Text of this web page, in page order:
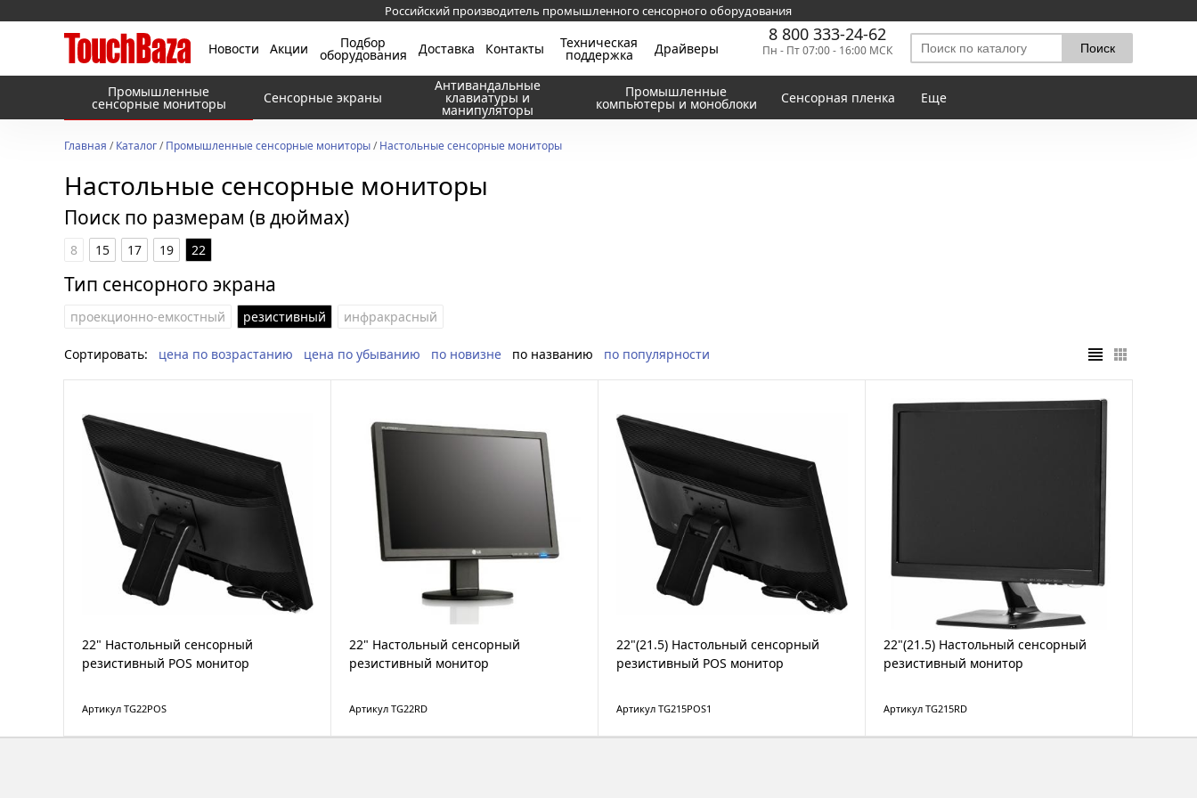
Российский производитель промышленного сенсорного оборудования
Новости Акции Подбор
оборудования Доставка Контакты Техническая
поддержка Драйверы
8 800 333-24-62
Пн - Пт 07:00 - 16:00 МСК
Промышленные
сенсорные мониторы Сенсорные экраны
Антивандальные
клавиатуры и
манипуляторы
Промышленные
компьютеры и моноблоки Сенсорная пленка Еще
Главная /Каталог/Промышленные сенсорные мониторы/Настольные сенсорные мониторы
Настольные сенсорные мониторы
Поиск по размерам (в дюймах)
8 15 17 19 22
Тип сенсорного экрана
проекционно-емкостный резистивный инфракрасный
Сортировать: цена по возрастанию цена по убыванию по новизне по названию по популярности
22" Настольный сенсорный
резистивный POS монитор
Артикул TG22POS
22" Настольный сенсорный
резистивный монитор
Артикул TG22RD
22"(21.5) Настольный сенсорный
резистивный POS монитор
Артикул TG215POS1
22"(21.5) Настольный сенсорный
резистивный монитор
Артикул TG215RD